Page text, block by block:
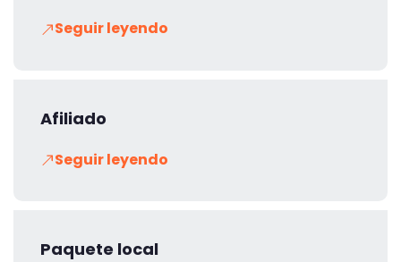
Seguir leyendo
Afiliado
Seguir leyendo
Paquete local